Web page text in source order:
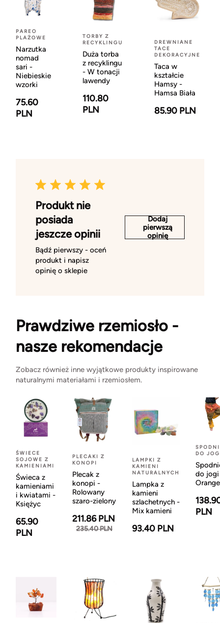
PAREO
PLAŻOWE
Narzutka
nomad
sari -
Niebieskie
wzorki
75.60
PLN
TORBY Z
RECYKLINGU
Duża torba
z recyklingu
- W tonacji
lawendy
110.80
PLN
DREWNIANE
TACE
DEKORACYJNE
Taca w
kształcie
Hamsy -
Hamsa Biała
85.90 PLN
Produkt nie
posiada
jeszcze opinii
Bądź pierwszy - oceń
produkt i napisz
opinię o sklepie
Dodaj
pierwszą
opinię
Prawdziwe rzemiosło -
nasze rekomendacje
Zobacz również inne wyjątkowe produkty inspirowane
naturalnymi materiałami i rzemiosłem.
ŚWIECE
SOJOWE Z
KAMIENIAMI
Świeca z
kamieniami
i kwiatami -
Księżyc
65.90
PLN
PLECAKI Z
KONOPI
Plecak z
konopi -
Rolowany
szaro-zielony
211.86 PLN
235.40 PLN
LAMPKI Z
KAMIENI
NATURALNYCH
Lampka z
kamieni
szlachetnych -
Mix kamieni
93.40 PLN
DO
do
Orange
PLN